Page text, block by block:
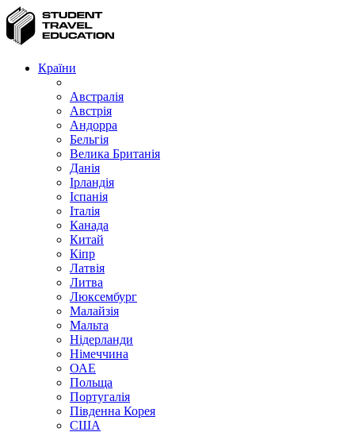
Країни
Австралія
Австрія
Андорра
Бельгія
Велика Британія
Данія
Ірландія
Іспанія
Італія
Канада
Китай
Кіпр
Латвія
Литва
Люксембург
Малайзія
Мальта
Нідерланди
Німеччина
ОАЕ
Польща
Португалія
Південна Корея
США